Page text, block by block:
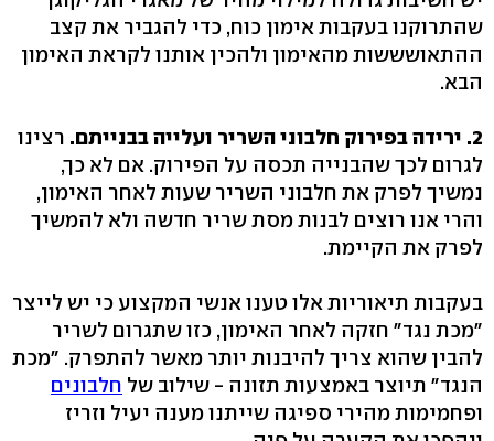
שהתרוקנו בעקבות אימון כוח, כדי להגביר את קצב
ההתאושששות מהאימון ולהכין אותנו לקראת האימון
הבא.
2. ירידה בפירוק חלבוני השריר ועלייה בבנייתם.
רצינו
לגרום לכך שהבנייה תכסה על הפירוק. אם לא כך,
נמשיך לפרק את חלבוני השריר שעות לאחר האימון,
והרי אנו רוצים לבנות מסת שריר חדשה ולא להמשיך
לפרק את הקיימת.
בעקבות תיאוריות אלו טענו אנשי המקצוע כי יש לייצר
"מכת נגד" חזקה לאחר האימון, כזו שתגרום לשריר
להבין שהוא צריך להיבנות יותר מאשר להתפרק. "מכת
הנגד" תיוצר באמצעות תזונה - שילוב של חלבונים
ופחמימות מהירי ספיגה שייתנו מענה יעיל וזריז